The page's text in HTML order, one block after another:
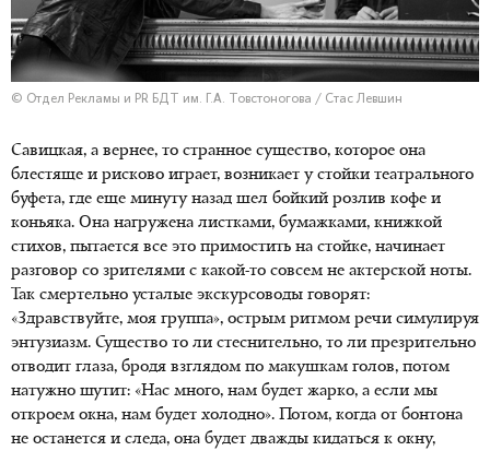
© Отдел Рекламы и PR БДТ им. Г.А. Товстоногова / Стас Левшин
Савицкая, а вернее, то странное существо, которое она
блестяще и рисково играет, возникает у стойки театрального
буфета, где еще минуту назад шел бойкий розлив кофе и
коньяка. Она нагружена листками, бумажками, книжкой
стихов, пытается все это примостить на стойке, начинает
разговор со зрителями с какой-то совсем не актерской ноты.
Так смертельно усталые экскурсоводы говорят:
«Здравствуйте, моя группа», острым ритмом речи симулируя
энтузиазм. Существо то ли стеснительно, то ли презрительно
отводит глаза, бродя взглядом по макушкам голов, потом
натужно шутит: «Нас много, нам будет жарко, а если мы
откроем окна, нам будет холодно». Потом, когда от бонтона
не останется и следа, она будет дважды кидаться к окну,